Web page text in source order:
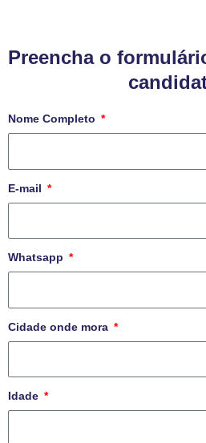
Preencha o
Nome Completo
E-mail
Whatsapp
Cidade onde mora
Idade